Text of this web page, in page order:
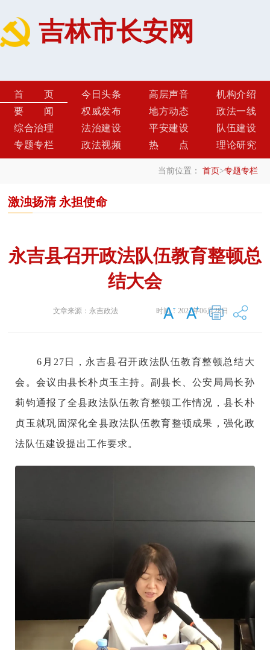
吉林市长安网
首页 今日头条 高层声音
机构介绍
要闻
权威发布 地方动态
政法一线
综合治理
法治建设 平安建设
队伍建设
专题专栏
政法视频 热点 理论研究
当前位置： 首页>专题专栏
激浊扬清 永担使命
永吉县召开政法队伍教育整顿总
结大会
文章来源： 永吉政法 时间：2021年06月28日
6月27日，永吉县召开政法队伍教育整顿总结大
会。会议由县长朴贞玉主持。副县长、公安局局长孙
莉钧通报了全县政法队伍教育整顿工作情况，县长朴
贞玉就巩固深化全县政法队伍教育整顿成果，强化政
法队伍建设提出工作要求。